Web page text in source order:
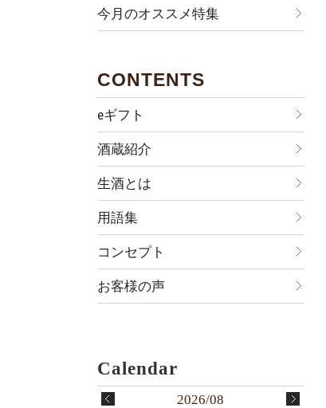
今月のオススメ特集
CONTENTS
eギフト
酒蔵紹介
生酒とは
用語集
コンセプト
お客様の声
2026/08